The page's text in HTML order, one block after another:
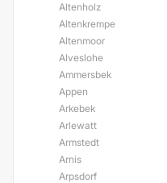
Altenholz
Altenkrempe
Altenmoor
Alveslohe
Ammersbek
Appen
Arkebek
Arlewatt
Armstedt
Arnis
Arpsdorf